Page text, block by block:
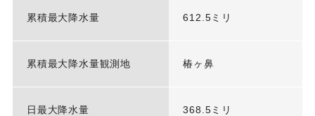
累積最大降水量 612.5ミリ
累積最大降水量観測地 椿ヶ鼻
日最大降水量 368.5ミリ